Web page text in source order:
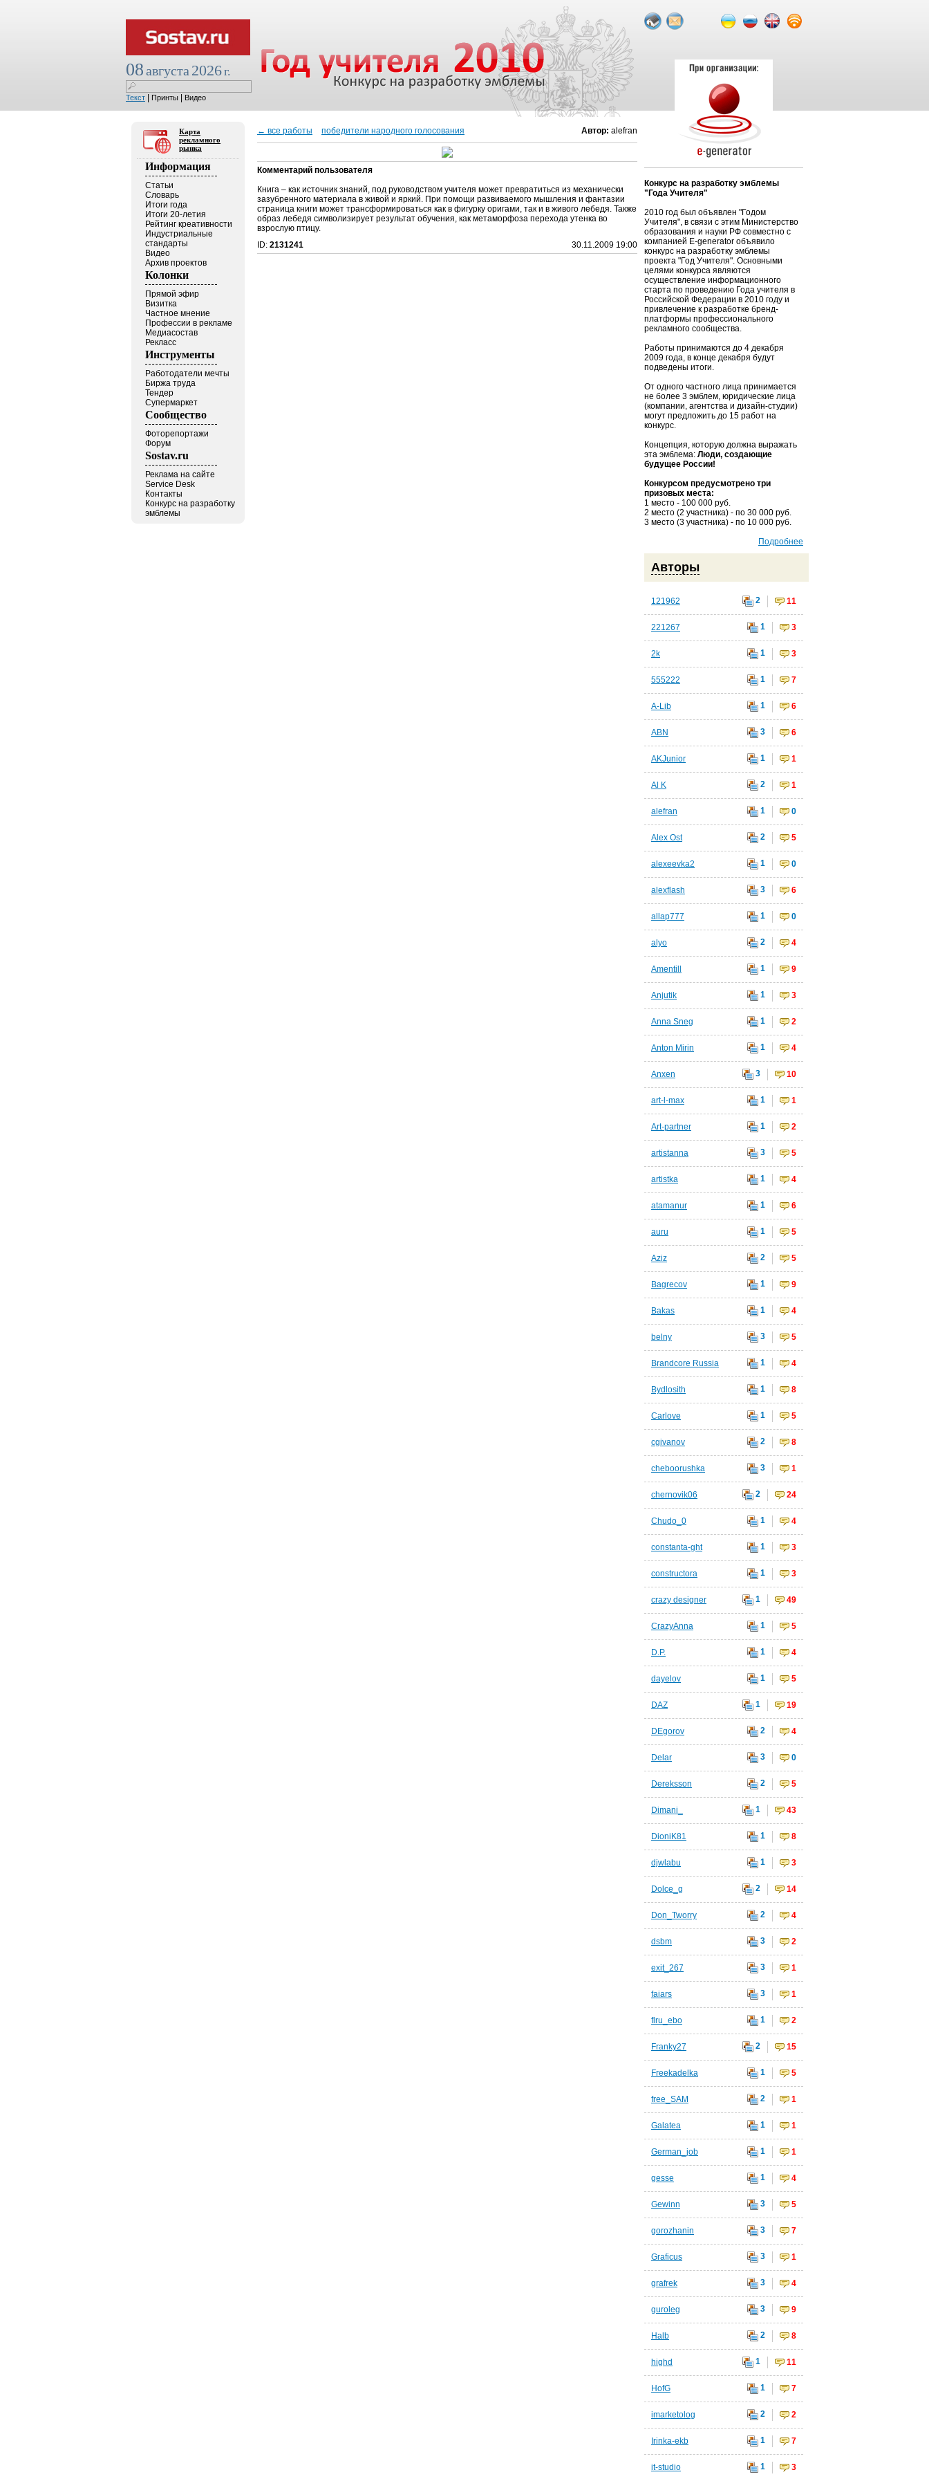
08августа 2026г.
Текст Принты Видео
Карта
рекламного
рынка
Информация
Статьи
Словарь
Итоги года
Итоги 20-летия
Рейтинг креативности
Индустриальные
стандарты
Видео
Архив проектов
Колонки
Прямой эфир
Визитка
Частное мнение
Профессии в рекламе
Медиасостав
Рекласс
Инструменты
Работодатели мечты
Биржа труда
Тендер
Супермаркет
Сообщество
Фоторепортажи
Форум
Sostav.ru
Реклама на сайте
Service Desk
Контакты
Конкурс на разработку
эмблемы
Автор: alefran
← все работы победители народного голосования
Комментарий пользователя
Книга – как источник знаний, под руководством учителя может превратиться из механически
зазубренного материала в живой и яркий. При помощи развиваемого мышления и фантазии
страница книги может трансформироваться как в фигурку оригами, так и в живого лебедя. Также
образ лебедя символизирует результат обучения, как метаморфоза перехода утенка во
взрослую птицу.
30.11.2009 19:00
ID: 2131241
Конкурс на разработку эмблемы
"Года Учителя"
2010 год был объявлен "Годом
Учителя", в связи с этим Министерство
образования и науки РФ совместно с
компанией E-generator объявило
конкурс на разработку эмблемы
проекта "Год Учителя". Основными
целями конкурса являются
осуществление информационного
старта по проведению Года учителя в
Российской Федерации в 2010 году и
привлечение к разработке бренд-
платформы профессионального
рекламного сообщества.
Работы принимаются до 4 декабря
2009 года, в конце декабря будут
подведены итоги.
От одного частного лица принимается
не более 3 эмблем, юридические лица
(компании, агентства и дизайн-студии)
могут предложить до 15 работ на
конкурс.
Концепция, которую должна выражать
эта эмблема: Люди, создающие
будущее России!
Конкурсом предусмотрено три
призовых места:
1 место - 100 000 руб.
2 место (2 участника) - по 30 000 руб.
3 место (3 участника) - по 10 000 руб.
Подробнее
Авторы
121962 2 11
221267 1 3
2k 1 3
555222 1 7
A-Lib 1 6
ABN 3 6
AKJunior 1 1
Al K 2 1
alefran 1 0
Alex Ost 2 5
alexeevka2 1 0
alexflash 3 6
allap777 1 0
alyo 2 4
Amentill 1 9
Anjutik 1 3
Anna Sneg 1 2
Anton Mirin 1 4
Anxen 3 10
art-l-max 1 1
Art-partner 1 2
artistanna 3 5
artistka 1 4
atamanur 1 6
auru 1 5
Aziz 2 5
Bagrecov 1 9
Bakas 1 4
belny 3 5
Brandcore Russia 1 4
Bydlosith 1 8
Carlove 1 5
cgivanov 2 8
cheboorushka 3 1
chernovik06 2 24
Chudo_0 1 4
constanta-ght 1 3
constructora 1 3
crazy designer 1 49
CrazyAnna 1 5
D.P. 1 4
dayelov 1 5
DAZ 1 19
DEgorov 2 4
Delar 3 0
Dereksson 2 5
Dimani_ 1 43
DioniK81 1 8
djwlabu 1 3
Dolce_g 2 14
Don_Tworry 2 4
dsbm 3 2
exit_267 3 1
faiars 3 1
flru_ebo 1 2
Franky27 2 15
Freekadelka 1 5
free_SAM 2 1
Galatea 1 1
German_job 1 1
gesse 1 4
Gewinn 3 5
gorozhanin 3 7
Graficus 3 1
grafrek 3 4
guroleg 3 9
Halb 2 8
highd 1 11
HofG 1 7
imarketolog 2 2
Irinka-ekb 1 7
it-studio 1 3